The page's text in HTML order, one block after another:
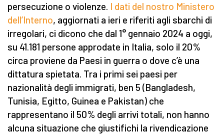
persecuzione o violenze. I dati del nostro Ministero
dell’Interno, aggiornati a ieri e riferiti agli sbarchi di
irregolari, ci dicono che dal 1° gennaio 2024 a oggi,
su 41.181 persone approdate in Italia, solo il 20%
circa proviene da Paesi in guerra o dove c’è una
dittatura spietata. Tra i primi sei paesi per
nazionalità degli immigrati, ben 5 (Bangladesh,
Tunisia, Egitto, Guinea e Pakistan) che
rappresentano il 50% degli arrivi totali, non hanno
alcuna situazione che giustifichi la rivendicazione